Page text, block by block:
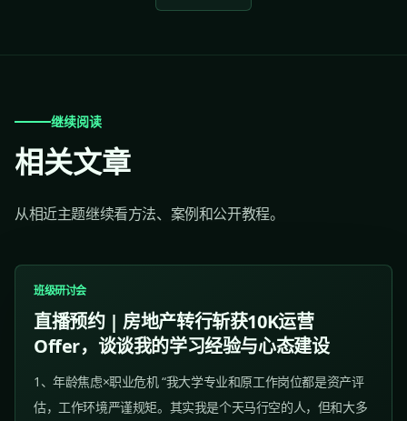
继续阅读
相关文章
从相近主题继续看方法、案例和公开教程。
班级研讨会
直播预约 | 房地产转行斩获10K运营
Offer，谈谈我的学习经验与心态建设
1、年龄焦虑×职业危机 “我大学专业和原工作岗位都是资产评
估，工作环境严谨规矩。其实我是个天马行空的人，但和大多